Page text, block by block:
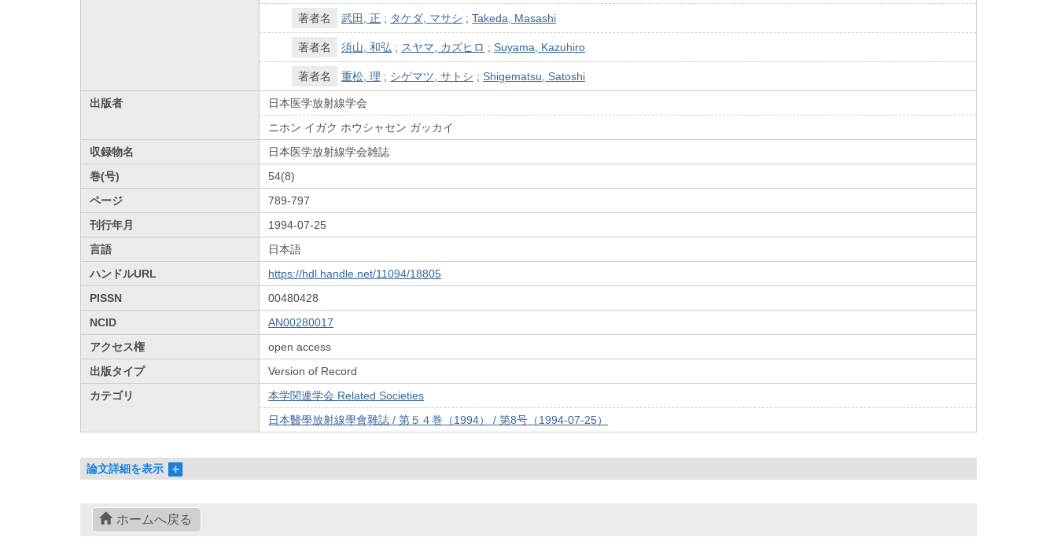
著者名 武田, 正 ; タケダ, マサシ ;Takeda, Masashi
著者名 須山, 和弘 ; スヤマ, カズヒロ ;Suyama, Kazuhiro
著者名 重松, 理 ; シゲマツ, サトシ ;Shigematsu, Satoshi
出版者
日本医学放射線学会
ニホン イガク ホウシャセン ガッカイ
収録物名
日本医学放射線学会雑誌
巻(号)
54(8)
ページ
789-797
刊行年月
1994-07-25
言語
日本語
ハンドルURL
https://hdl.handle.net/11094/18805
PISSN
00480428
NCID
AN00280017
アクセス権
open access
出版タイプ
Version of Record
カテゴリ
本学関連学会 Related Societies
日本醫學放射線學會雜誌 / 第５４巻（1994） / 第8号（1994-07-25）
論文詳細を表示
ホームへ戻る